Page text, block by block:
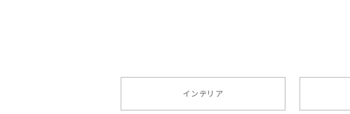
インテリア